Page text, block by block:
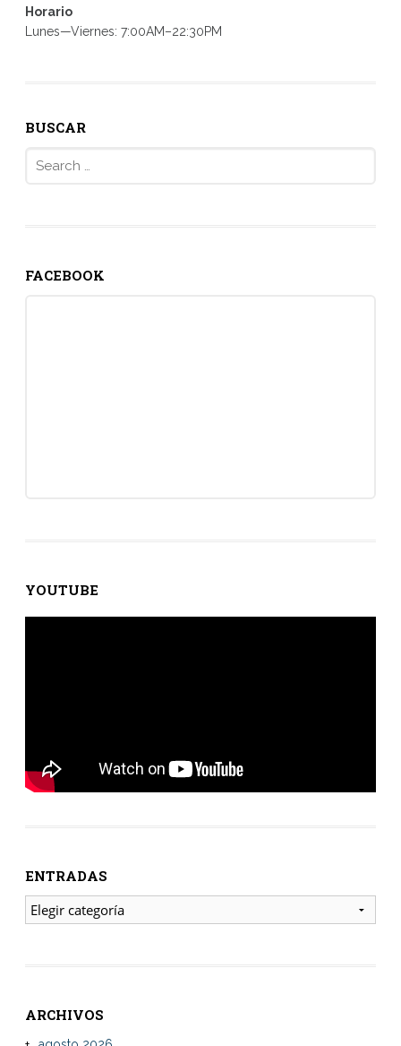
Horario
Lunes—Viernes: 7:00AM–22:30PM
BUSCAR
FACEBOOK
YOUTUBE
ENTRADAS
ENTRADAS
ARCHIVOS